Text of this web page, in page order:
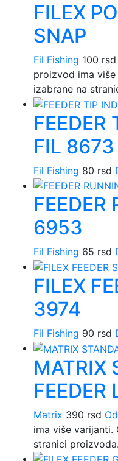
FILEX
SNAP
Fil Fishing 100 rsd
proizvod ima
izabrane na
FEEDER
FIL 8673
Fil Fishing 80 rsd
FEEDER
6953
Fil Fishing 65 rsd
FILEX
3974
Fil Fishing 90 rsd
MATRIX
FEEDER
Matrix 390 rsd
ima više varijanti.
stranici proizvoda.